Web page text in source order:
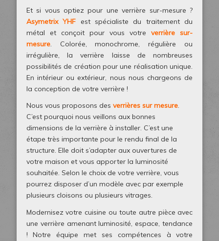
Et si vous optiez pour une verrière sur-mesure ?
Asymetrix YHF est spécialiste du traitement du
métal et conçoit pour vous votreverrière sur-
mesure. Colorée, monochrome, régulière ou
irrégulière, la verrière laisse de nombreuses
possibilités de création pour une réalisation unique.
En intérieur ou extérieur, nous nous chargeons de
la conception de votre verrière !
Nous vous proposons des verrières sur mesure.
C’est pourquoi nous veillons aux bonnes
dimensions de la verrière à installer. C’est une
étape très importante pour le rendu final de la
structure. Elle doit s’adapter aux ouvertures de
votre maison et vous apporter la luminosité
souhaitée. Selon le choix de votre verrière, vous
pourrez disposer d’un modèle avec par exemple
plusieurs cloisons ou plusieurs vitrages.
Modernisez votre cuisine ou toute autre pièce avec
une verrière amenant luminosité, espace, tendance
! Notre équipe met ses compétences à votre